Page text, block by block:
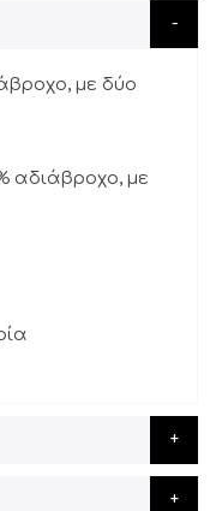
με δύο
αδιάβροχο, με